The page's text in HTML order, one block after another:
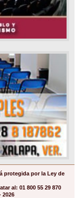
protegida por la Ley de
al: 01 800 55 29 870
2026